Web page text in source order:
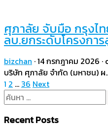
ศุภาลัย จับมือ กรุงไ
ลบ.ยกระดับโครงกา
bizchan ·14 กรกฎาคม 2026 ·
บริษัท ศุภาลัย จำกัด (มหาชน) ผ
Posts
pagination
1 2 … 36 Next
ค้นหา
สำหรับ:
Recent Posts